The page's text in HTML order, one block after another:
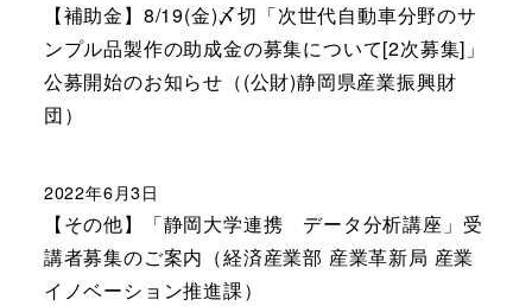
【補助金】8/19(金)〆切「次世代自動車分野のサ
ンプル品製作の助成金の募集について[2次募集]」
公募開始のお知らせ（(公財)静岡県産業振興財
団）
【その他】「静岡大学連携 データ分析講座」受
講者募集のご案内（経済産業部 産業革新局 産業
イノベーション推進課）
2022年6月3日